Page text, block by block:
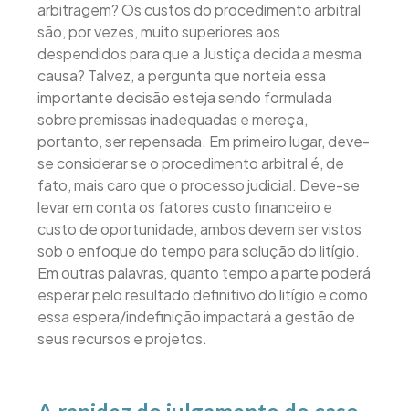
arbitragem? Os custos do procedimento arbitral
são, por vezes, muito superiores aos
despendidos para que a Justiça decida a mesma
causa? Talvez, a pergunta que norteia essa
importante decisão esteja sendo formulada
sobre premissas inadequadas e mereça,
portanto, ser repensada. Em primeiro lugar, deve-
se considerar se o procedimento arbitral é, de
fato, mais caro que o processo judicial. Deve-se
levar em conta os fatores custo financeiro e
custo de oportunidade, ambos devem ser vistos
sob o enfoque do tempo para solução do litígio.
Em outras palavras, quanto tempo a parte poderá
esperar pelo resultado definitivo do litígio e como
essa espera/indefinição impactará a gestão de
seus recursos e projetos.